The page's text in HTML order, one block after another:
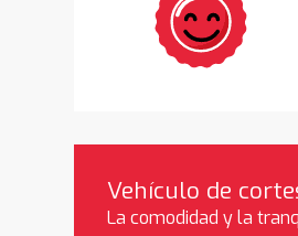
Vehículo de
La comodidad y la